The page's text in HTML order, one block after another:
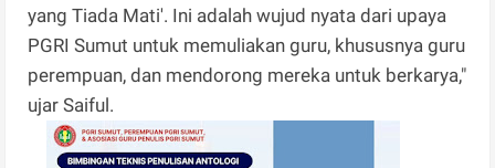
yang Tiada Mati'. Ini adalah wujud nyata dari upaya
PGRI Sumut untuk memuliakan guru, khususnya guru
perempuan, dan mendorong mereka untuk berkarya,"
ujar Saiful.